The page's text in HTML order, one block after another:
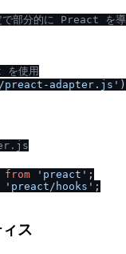
部分的に Preact を
を使用
/preact-adapter.js'
from 'preact'
'preact/ hooks'
ス